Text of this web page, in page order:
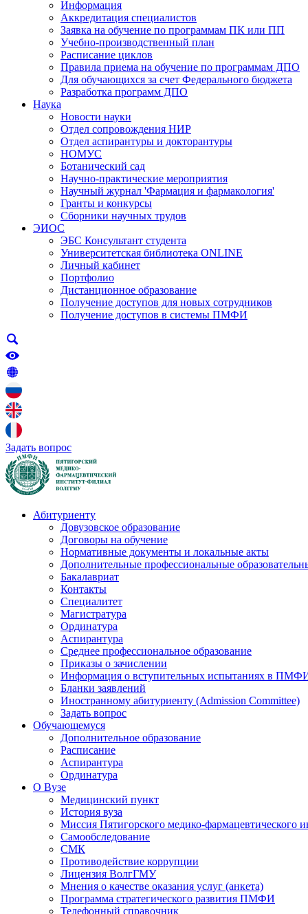
Информация
Аккредитация специалистов
Заявка на обучение по программам ПК или ПП
Учебно-производственный план
Расписание циклов
Правила приема на обучение по программам ДПО
Для обучающихся за счет Федерального бюджета
Разработка программ ДПО
Наука
Новости науки
Отдел сопровождения НИР
Отдел аспирантуры и докторантуры
НОМУС
Ботанический сад
Научно-практические мероприятия
Научный журнал 'Фармация и фармакология'
Гранты и конкурсы
Сборники научных трудов
ЭИОС
ЭБС Консультант студента
Университетская библиотека ONLINE
Личный кабинет
Портфолио
Дистанционное образование
Получение доступов для новых сотрудников
Получение доступов в системы ПМФИ
Задать вопрос
Абитуриенту
Довузовское образование
Договоры на обучение
Нормативные документы и локальные акты
Дополнительные профессиональные
Бакалавриат
Контакты
Специалитет
Магистратура
Ординатура
Аспирантура
Среднее профессиональное образование
Приказы о зачислении
Информация о вступительных испытаниях в
Бланки заявлений
Иностранному абитуриенту (Admission Committee)
Задать вопрос
Обучающемуся
Дополнительное образование
Расписание
Аспирантура
Ординатура
О Вузе
Медицинский пункт
История вуза
Миссия Пятигорского медико-фармацевтического
Самообследование
СМК
Противодействие коррупции
Лицензия ВолгГМУ
Мнения о качестве оказания услуг (анкета)
Программа стратегического развития ПМФИ
Телефонный справочник